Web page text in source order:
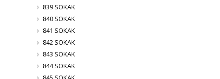
839 SOKAK
840 SOKAK
841 SOKAK
842 SOKAK
843 SOKAK
844 SOKAK